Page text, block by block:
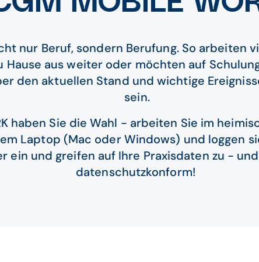
nur Beruf, sondern Berufung. So arbeiten
Hause aus weiter oder möchten auf
den aktuellen Stand und wichtige
sein.
haben Sie die Wahl - arbeiten Sie im
Laptop (Mac oder Windows) und loggen
ein und greifen auf Ihre Praxisdaten zu -
datenschutzkonform!